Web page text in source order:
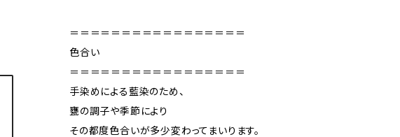
＝＝＝＝＝＝＝＝＝＝＝＝＝＝＝＝＝
色合い
＝＝＝＝＝＝＝＝＝＝＝＝＝＝＝＝＝
手染めによる藍染のため、
甕の調子や季節により
その都度色合いが多少変わってまいります。